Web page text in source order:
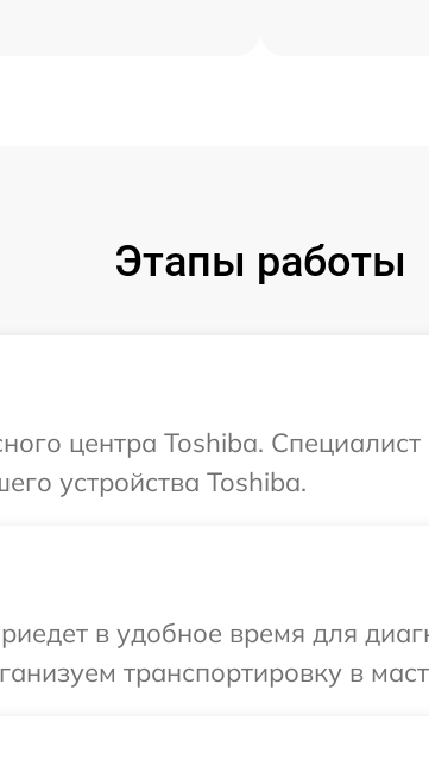
Этапы работы
центра Toshiba.
устройства Toshiba.
в удобное время для
транспортировку в